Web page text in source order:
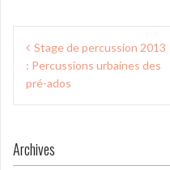
Navigation
de
l’article
Stage de percussion 2013
: Percussions urbaines des
pré-ados
Archives